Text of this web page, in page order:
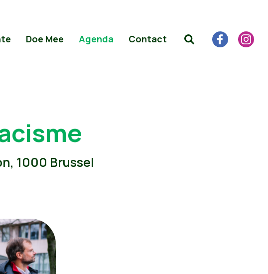
Doe Mee Agenda Contact
1000 Brussel